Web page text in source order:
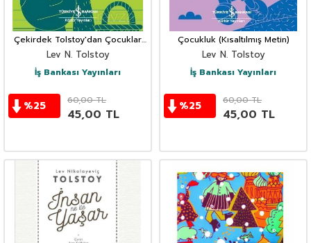
Çekirdek Tolstoy'dan Çocuklar
İçin Öyküler (Kısaltılmış Metin)
Lev N. Tolstoy
İş Bankası Yayınları
%25 60,00TL
45,00 TL
Çocukluk (Kısaltılmış Metin)
Lev N. Tolstoy
İş Bankası Yayınları
%25 60,00TL
45,00 TL